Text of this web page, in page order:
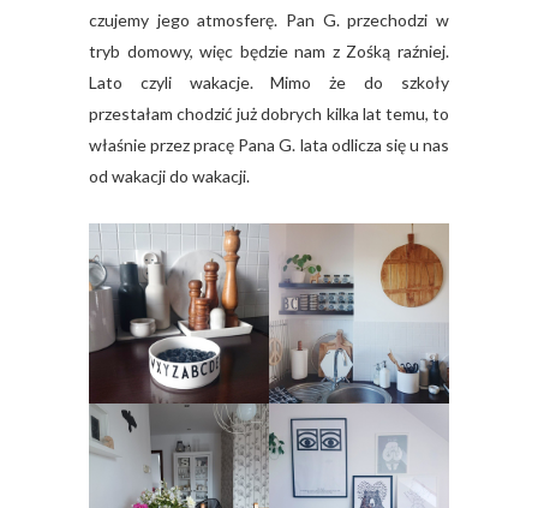
czujemy jego atmosferę. Pan G. przechodzi w
tryb domowy, więc będzie nam z Zośką raźniej.
Lato czyli wakacje. Mimo że do szkoły
przestałam chodzić już dobrych kilka lat temu, to
właśnie przez pracę Pana G. lata odlicza się u nas
od wakacji do wakacji.